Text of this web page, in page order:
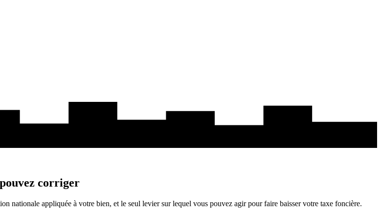
corriger
nationale appliquée à votre bien, et le seul levier sur lequel vous pouvez agir pour faire baisser votre taxe foncière.